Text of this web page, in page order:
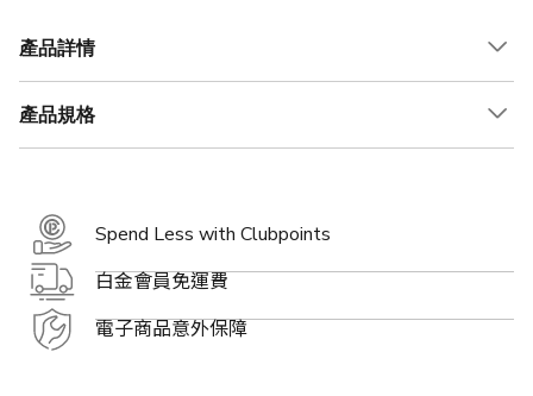
產品詳情
產品規格
Spend Less with Clubpoints
白金會員免運費
電子商品意外保障